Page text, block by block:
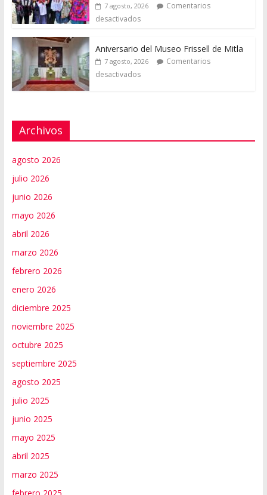
7 agosto, 2026
Comentarios
desactivados
Aniversario del Museo Frissell de Mitla
7 agosto, 2026
Comentarios
desactivados
Archivos
agosto 2026
julio 2026
junio 2026
mayo 2026
abril 2026
marzo 2026
febrero 2026
enero 2026
diciembre 2025
noviembre 2025
octubre 2025
septiembre 2025
agosto 2025
julio 2025
junio 2025
mayo 2025
abril 2025
marzo 2025